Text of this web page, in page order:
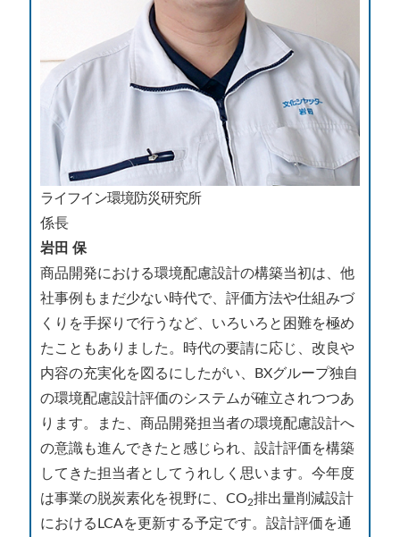
ライフイン環境防災研究所
係長
岩田 保
商品開発における環境配慮設計の構築当初は、他
社事例もまだ少ない時代で、評価方法や仕組みづ
くりを手探りで行うなど、いろいろと困難を極め
たこともありました。時代の要請に応じ、改良や
内容の充実化を図るにしたがい、BXグループ独自
の環境配慮設計評価のシステムが確立されつつあ
ります。また、商品開発担当者の環境配慮設計へ
の意識も進んできたと感じられ、設計評価を構築
してきた担当者としてうれしく思います。今年度
は事業の脱炭素化を視野に、CO2排出量削減設計
におけるLCAを更新する予定です。設計評価を通